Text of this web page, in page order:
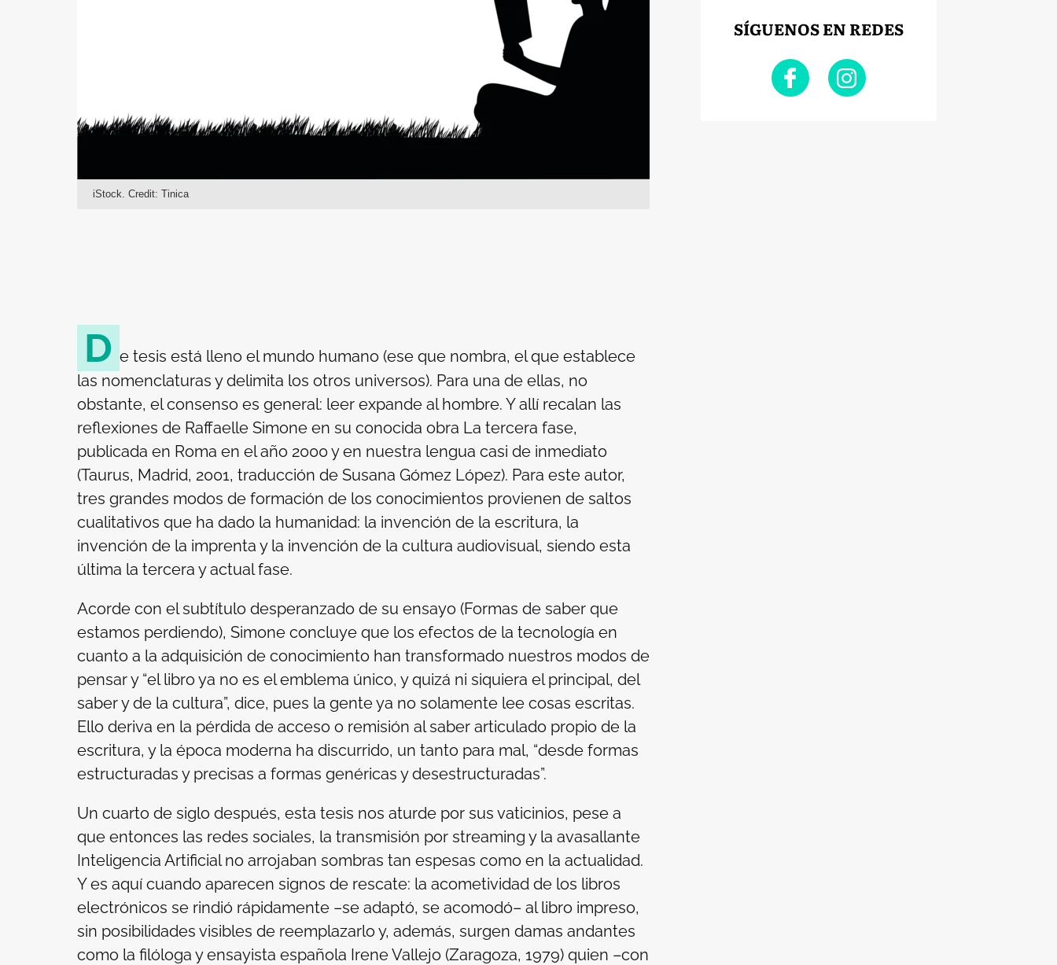
iStock. Credit: Tinica
D e tesis está lleno el mundo humano (ese que nombra, el que establece
las nomenclaturas y delimita los otros universos). Para una de ellas, no
obstante, el consenso es general: leer expande al hombre. Y allí recalan las
reflexiones de Raffaelle Simone en su conocida obra La tercera fase,
publicada en Roma en el año 2000 y en nuestra lengua casi de inmediato
(Taurus, Madrid, 2001, traducción de Susana Gómez López). Para este autor,
tres grandes modos de formación de los conocimientos provienen de saltos
cualitativos que ha dado la humanidad: la invención de la escritura, la
invención de la imprenta y la invención de la cultura audiovisual, siendo esta
última la tercera y actual fase.
Acorde con el subtítulo desperanzado de su ensayo (Formas de saber que
estamos perdiendo), Simone concluye que los efectos de la tecnología en
cuanto a la adquisición de conocimiento han transformado nuestros modos de
pensar y “el libro ya no es el emblema único, y quizá ni siquiera el principal, del
saber y de la cultura”, dice, pues la gente ya no solamente lee cosas escritas.
Ello deriva en la pérdida de acceso o remisión al saber articulado propio de la
escritura, y la época moderna ha discurrido, un tanto para mal, “desde formas
estructuradas y precisas a formas genéricas y desestructuradas”.
Un cuarto de siglo después, esta tesis nos aturde por sus vaticinios, pese a
que entonces las redes sociales, la transmisión por streaming y la avasallante
Inteligencia Artificial no arrojaban sombras tan espesas como en la actualidad.
Y es aquí cuando aparecen signos de rescate: la acometividad de los libros
electrónicos se rindió rápidamente –se adaptó, se acomodó– al libro impreso,
sin posibilidades visibles de reemplazarlo y, además, surgen damas andantes
como la filóloga y ensayista española Irene Vallejo (Zaragoza, 1979) quien –con
SÍGUENOS EN REDES